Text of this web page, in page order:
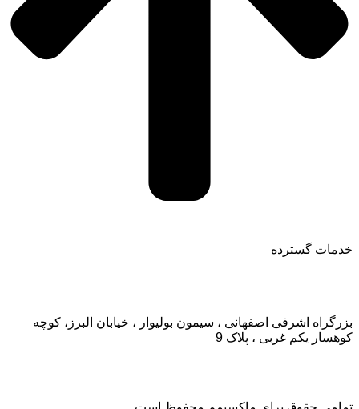
خدمات گسترده
بزرگراه اشرفی اصفهانی ، سیمون بولیوار ، خیابان البرز، کوچه
کوهسار یکم غربی ، پلاک 9